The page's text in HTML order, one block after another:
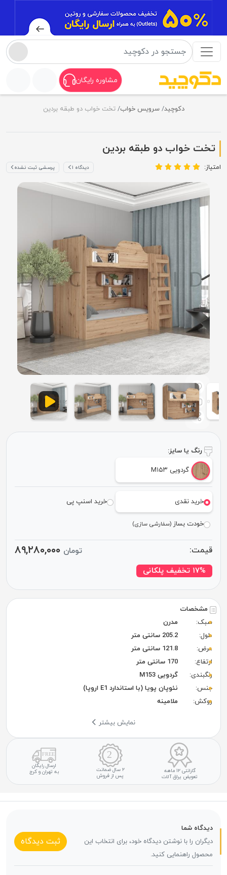
مشاوره رایگان
دکوچید سرویس خواب تخت خواب دو طبقه بردین
تخت خواب دو طبقه بردین
امتیاز: دیدگاه ۱ پرسشی ثبت نشده
مشخصات
سبک:
مدرن
طول:
205.2 سانتی متر
عرض:
121.8 سانتی متر
ارتفاع:
170 سانتی متر
رنگبندی:
گردویی M153
جنس:
نئوپان پویا (با استاندارد E1 اروپا)
روکش:
ملامینه
نمایش بیشتر
گارانتی ۱۲ ماهه
تعویض یراق آلات
۲ سال ضمانت
پس از فروش
ارسال رایگان
به تهران و کرج
رنگ یا سایز:
گردویی M۱۵۳
خرید نقدی خرید اسنپ پی
خودت بساز(سفارشی سازی)
قیمت: تومان ۸۹,۲۸۰,۰۰۰
۱۷% تخفیف پلکانی
دیدگاه شما
دیگران را با نوشتن دیدگاه خود، برای انتخاب این
محصول راهنمایی کنید.
ثبت دیدگاه